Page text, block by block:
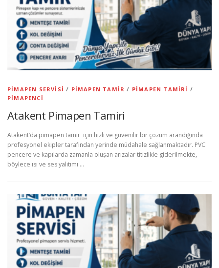
PIMAPEN SERVISI / PIMAPEN TAMIR / PIMAPEN TAMIRI /
PIMAPENCI
Atakent Pimapen Tamiri
Atakent’da pimapen tamir için hızlı ve güvenilir bir çözüm arandığında
profesyonel ekipler tarafından yerinde müdahale sağlanmaktadır. PVC
pencere ve kapılarda zamanla oluşan arızalar titizlikle giderilmekte,
böylece ısı ve ses yalıtımı …